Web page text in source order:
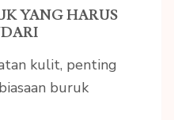
YANG HARUS
kulit, penting
buruk